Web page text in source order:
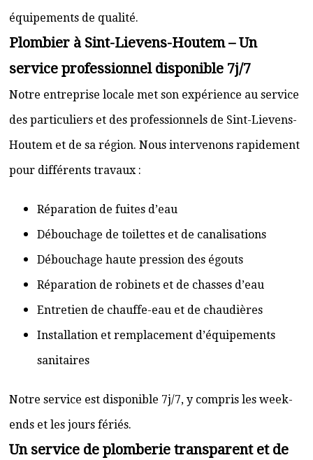
équipements de qualité.
Plombier à Sint-Lievens-Houtem – Un
service professionnel disponible 7j/7
Notre entreprise locale met son expérience au service
des particuliers et des professionnels de Sint-Lievens-
Houtem et de sa région. Nous intervenons rapidement
pour différents travaux :
Réparation de fuites d’eau
Débouchage de toilettes et de canalisations
Débouchage haute pression des égouts
Réparation de robinets et de chasses d’eau
Entretien de chauffe-eau et de chaudières
Installation et remplacement d’équipements
sanitaires
Notre service est disponible 7j/7, y compris les week-
ends et les jours fériés.
Un service de plomberie transparent et de